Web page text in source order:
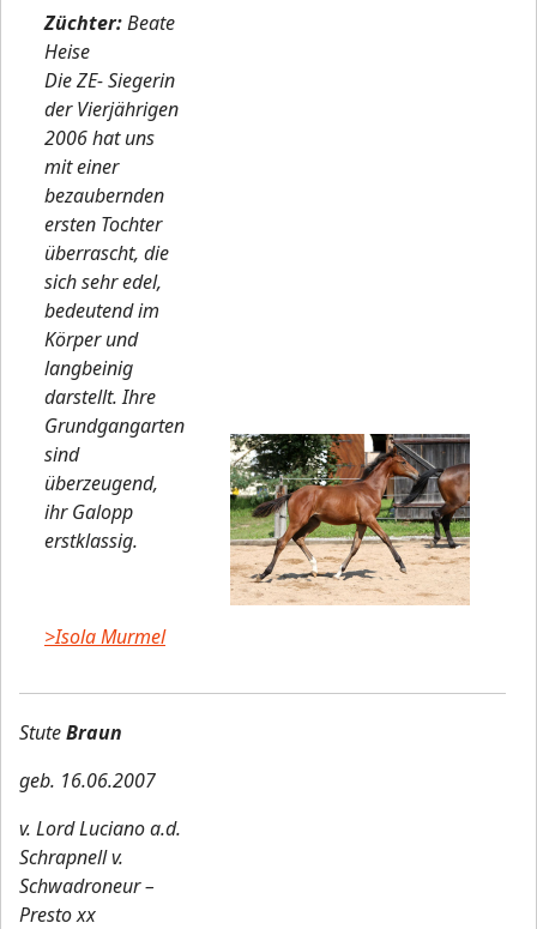
Züchter:Beate
Heise
Die ZE- Siegerin
der Vierjährigen
2006 hat uns
mit einer
bezaubernden
ersten Tochter
überrascht, die
sich sehr edel,
bedeutend im
Körper und
langbeinig
darstellt. Ihre
Grundgangarten
sind
überzeugend,
ihr Galopp
erstklassig.
>Isola Murmel
StuteBraun
geb. 16.06.2007
v. Lord Luciano a.d.
Schrapnell v.
Schwadroneur –
Presto xx